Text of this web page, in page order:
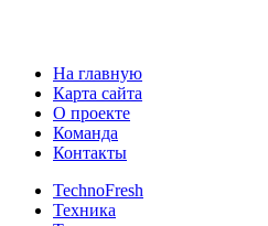
На главную
Карта сайта
О проекте
Команда
Контакты
TechnoFresh
Техника